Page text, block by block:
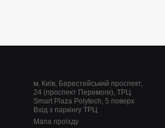
м. Київ, Берестейський проспект,
24 (проспект Перемоги), ТРЦ
Smart Plaza Polytech, 5 поверх
Вхід з паркінгу ТРЦ
Мапа проїзду